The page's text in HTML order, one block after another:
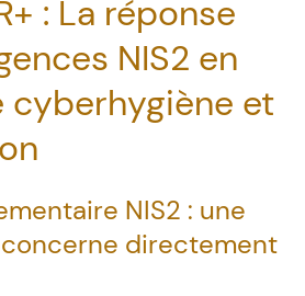
: La réponse
NIS2 en
cyberhygiène et
NIS2 : une
directement